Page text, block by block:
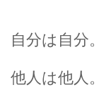
自分は自分。
他人は他人。